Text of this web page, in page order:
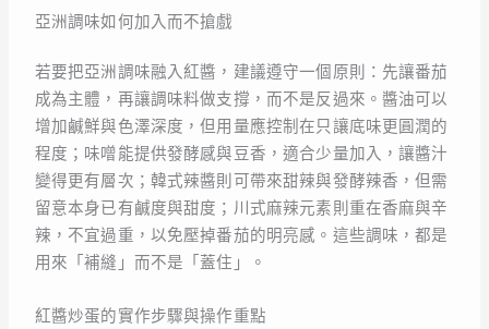
亞洲調味如何加入而不搶戲
若要把亞洲調味融入紅醬，建議遵守一個原則：先讓番茄
成為主體，再讓調味料做支撐，而不是反過來。醬油可以
增加鹹鮮與色澤深度，但用量應控制在只讓底味更圓潤的
程度；味噌能提供發酵感與豆香，適合少量加入，讓醬汁
變得更有層次；韓式辣醬則可帶來甜辣與發酵辣香，但需
留意本身已有鹹度與甜度；川式麻辣元素則重在香麻與辛
辣，不宜過重，以免壓掉番茄的明亮感。這些調味，都是
用來「補縫」而不是「蓋住」。
紅醬炒蛋的實作步驟與操作重點